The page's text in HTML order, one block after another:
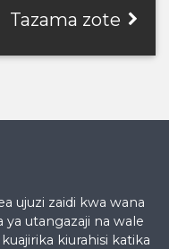
Tazama zote
ujuzi zaidi kwa wana
utangazaji na wale
kiurahisi katika